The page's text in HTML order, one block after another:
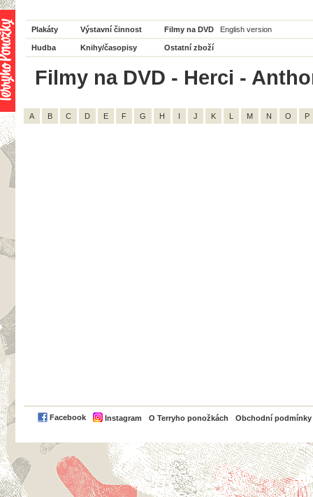
Plakáty Výstavní činnost Filmy na DVD English version
Hudba Knihy/časopisy Ostatní zboží
Filmy na DVD - Herci -
A B C D E F G H I J K L M N O P
Facebook Instagram O Terryho ponožkách Obchodní podmínky
PayPal